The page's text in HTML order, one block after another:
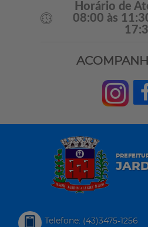
Horário de
08:00 às
Telefone: (43)3475-1256